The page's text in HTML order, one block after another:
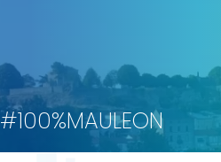
#100%MAULEON